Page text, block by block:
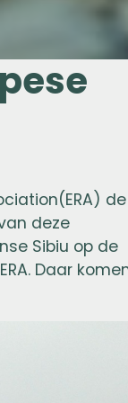
de
deze
Sibiu op de
Daar